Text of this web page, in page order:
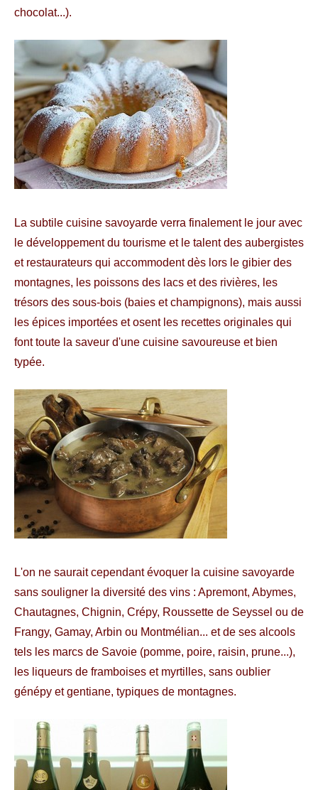
chocolat...).
La subtile cuisine savoyarde verra finalement le jour avec
le développement du tourisme et le talent des aubergistes
et restaurateurs qui accommodent dès lors le gibier des
montagnes, les poissons des lacs et des rivières, les
trésors des sous-bois (baies et champignons), mais aussi
les épices importées et osent les recettes originales qui
font toute la saveur d'une cuisine savoureuse et bien
typée.
L'on ne saurait cependant évoquer la cuisine savoyarde
sans souligner la diversité des vins : Apremont, Abymes,
Chautagnes, Chignin, Crépy, Roussette de Seyssel ou de
Frangy, Gamay, Arbin ou Montmélian... et de ses alcools
tels les marcs de Savoie (pomme, poire, raisin, prune...),
les liqueurs de framboises et myrtilles, sans oublier
génépy et gentiane, typiques de montagnes.